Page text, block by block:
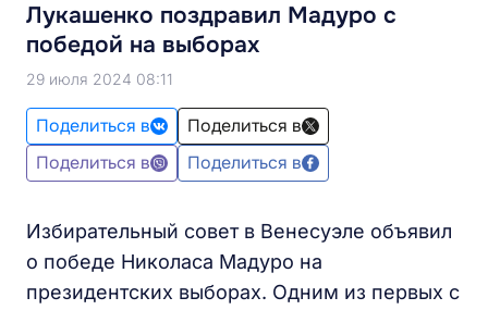
Лукашенко поздравил Мадуро с
победой на выборах
29 июля 2024 08:11
Поделиться в
Поделиться в
Поделиться в
Поделиться в
Избирательный совет в Венесуэле объявил
о победе Николаса Мадуро на
президентских выборах. Одним из первых с